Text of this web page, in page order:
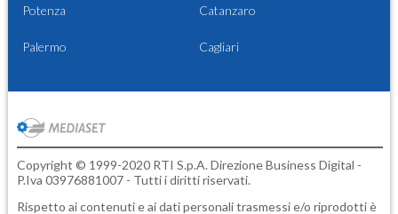
Potenza Catanzaro
Palermo Cagliari
Copyright © 1999-2020 RTI S.p.A. Direzione Business Digital -
P.Iva 03976881007 - Tutti i diritti riservati.
Rispetto ai contenuti e ai dati personali trasmessi e/o riprodotti è